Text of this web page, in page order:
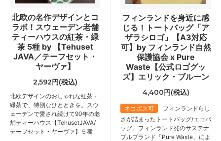
北欧の名作デザインとコ
ラボ！スウェーデン老舗
ティーハウスの紅茶・緑
茶 5種 by 【Tehuset
JAVA／テーフセット・
ヤーヴァ】
2,592円(税込)
北欧デザインのおしゃれな紅茶・
緑茶で、特別なひとときを。スウ
ェーデンで愛され続けて90年の老
舗ティーハウス【TehusetJAVA/
テーフセット・ヤーヴァ】５種
フィンランドを身近に感
じる！トートバッグ「ア
ザラシロゴ」【A3対応
可】by フィンランド自然
保護協会 x Pure
Waste【公式ロゴグッ
ズ】エリック・ブルーン
4,400円(税込)
ネコポス可
フィンランドらし
さが詰まったトートバッグ/エコバ
ッグ。フィンランド発のサステナ
ブルブランド「Pure Waste」によ